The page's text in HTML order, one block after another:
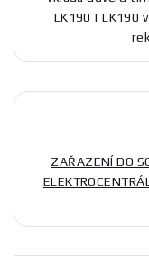
LK190 | LK190
ZAŘAZENÍ DO